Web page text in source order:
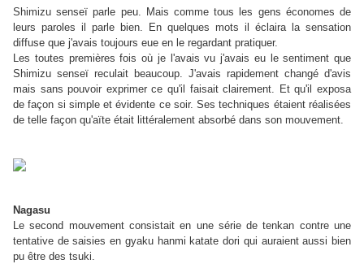
Shimizu senseï parle peu. Mais comme tous les gens économes de
leurs paroles il parle bien. En quelques mots il éclaira la sensation
diffuse que j'avais toujours eue en le regardant pratiquer.
Les toutes premières fois où je l'avais vu j'avais eu le sentiment que
Shimizu senseï reculait beaucoup. J'avais rapidement changé d'avis
mais sans pouvoir exprimer ce qu'il faisait clairement. Et qu'il exposa
de façon si simple et évidente ce soir. Ses techniques étaient réalisées
de telle façon qu'aïte était littéralement absorbé dans son mouvement.
Nagasu
Le second mouvement consistait en une série de tenkan contre une
tentative de saisies en gyaku hanmi katate dori qui auraient aussi bien
pu être des tsuki.